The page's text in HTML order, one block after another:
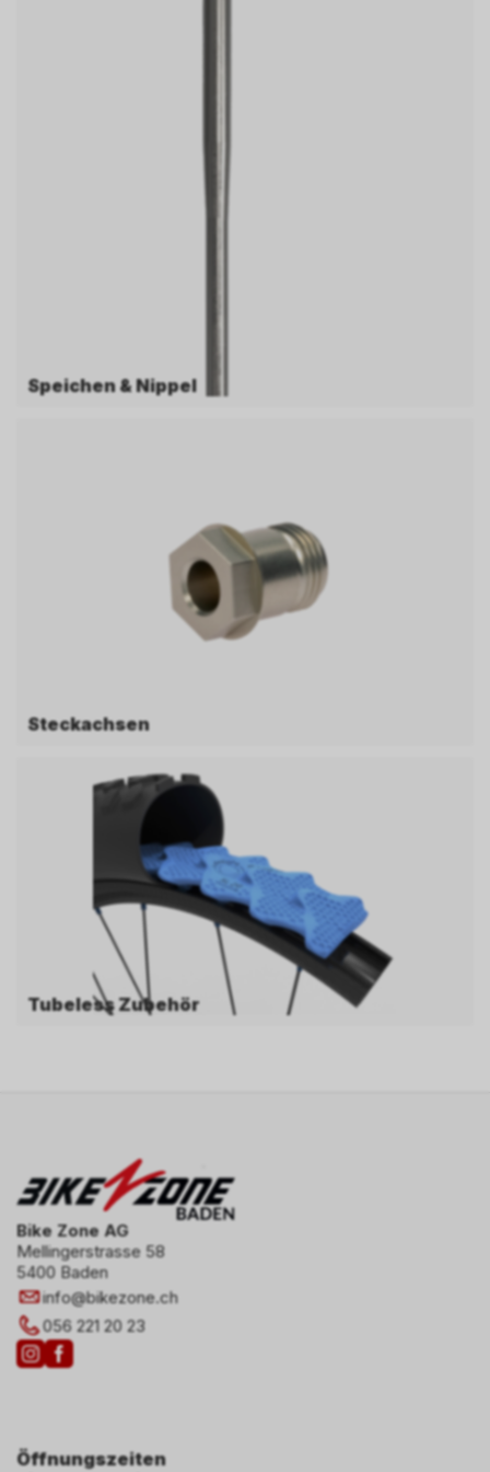
Speichen & Nippel
Steckachsen
Tubeless Zubehör
Bike Zone AG
Mellingerstrasse 58
5400 Baden
info@bikezone.ch
056 221 20 23
Öffnungszeiten